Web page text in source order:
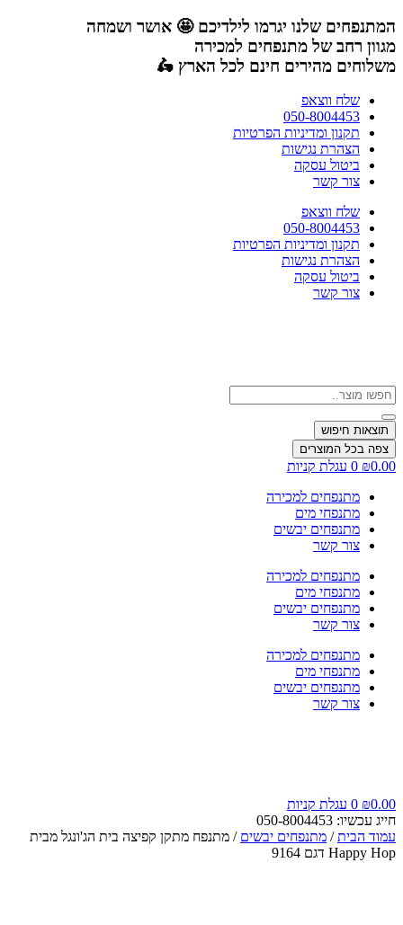
דלג
לתוכן
המתנפחים שלנו יגרמו לילדיכם 🤩 אושר ושמחה
מגוון רחב של מתנפחים למכירה
משלוחים מהירים חינם לכל הארץ 🛵
שלח ווצאפ
050-8004453
תקנון ומדיניות הפרטיות
הצהרת נגישות
ביטול עסקה
צור קשר
שלח ווצאפ
050-8004453
תקנון ומדיניות הפרטיות
הצהרת נגישות
ביטול עסקה
צור קשר
Search
...
תוצאות חיפוש
צפה בכל המוצרים
₪0.00
0 עגלת קניות
מתנפחים למכירה
מתנפחי מים
מתנפחים יבשים
צור קשר
מתנפחים למכירה
מתנפחי מים
מתנפחים יבשים
צור קשר
מתנפחים למכירה
מתנפחי מים
מתנפחים יבשים
צור קשר
₪0.00
0 עגלת קניות
חייג עכשיו: 050-8004453
עמוד הבית/ מתנפחים יבשים / מתנפח מתקן קפיצה בית הג'ונגל מבית
Happy Hop דגם 9164